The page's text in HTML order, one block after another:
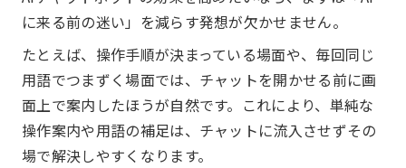
に来る前の迷い」を減らす発想が欠かせません。
たとえば、操作手順が決まっている場面や、毎回同じ
用語でつまずく場面では、チャットを開かせる前に画
面上で案内したほうが自然です。これにより、単純な
操作案内や用語の補足は、チャットに流入させずその
場で解決しやすくなります。